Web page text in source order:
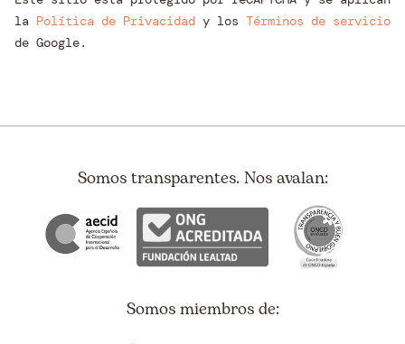
la Política de Privacidad y los Términos de servicio
de Google.
Somos transparentes. Nos avalan:
Somos miembros de: